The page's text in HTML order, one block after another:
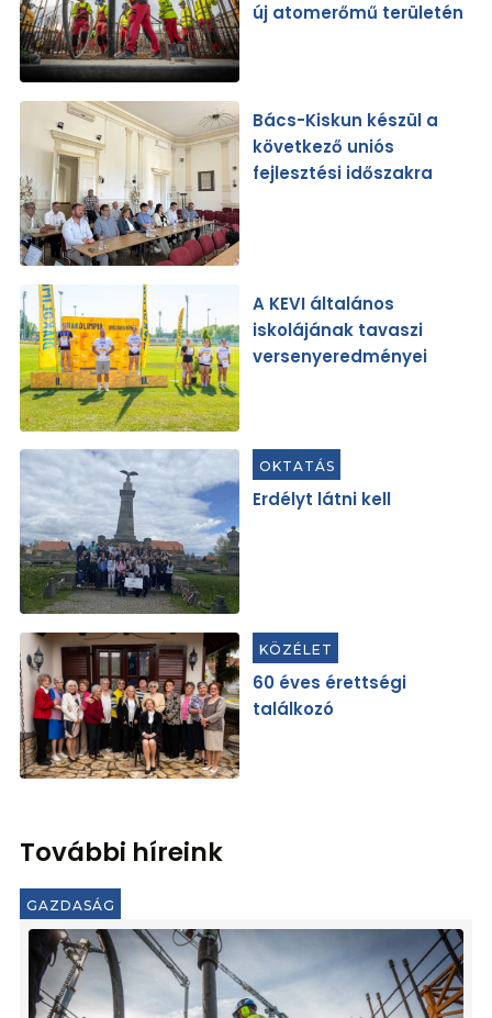
új atomerőmű területén
Bács-Kiskun készül a
következő uniós
fejlesztési időszakra
A KEVI általános
iskolájának tavaszi
versenyeredményei
OKTATÁS
Erdélyt látni kell
KÖZÉLET
60 éves érettségi
találkozó
További híreink
GAZDASÁG